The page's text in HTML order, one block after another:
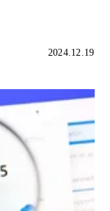
2024.12.19